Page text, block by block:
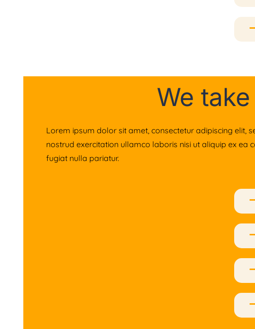
We
Lorem ipsum dolor sit amet, consectetur adipiscing elit,
nostrud exercitation ullamco laboris nisi ut aliquip ex ea
fugiat nulla pariatur.